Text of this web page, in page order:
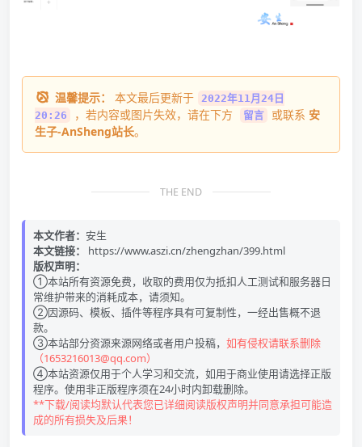
温馨提示： 本文最后更新于
2022年11月24日
20:26
，若内容或图片失效，请在下方 留言 或联系 安
生子-AnSheng站长。
THE END
本文作者： 安生
本文链接：
https://www.aszi.cn/zhengzhan/399.html
版权声明：
①本站所有资源免费，收取的费用仅为抵扣人工测试和服务器日
常维护带来的消耗成本，请须知。
②因源码、模板、插件等程序具有可复制性，一经出售概不退
款。
③本站部分资源来源网络或者用户投稿， 如有侵权请联系删除
（1653216013@qq.com）
④本站资源仅用于个人学习和交流，如用于商业使用请选择正版
程序。使用非正版程序须在24小时内卸载删除。
**下载/阅读均默认代表您已详细阅读版权声明并同意承担可能造
成的所有损失及后果！